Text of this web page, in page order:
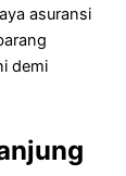
asuransi
demi